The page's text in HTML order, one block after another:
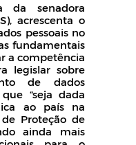
da senadora
acrescenta o
pessoais no
fundamentais
a competência
legislar sobre
de dados
“seja dada
ao país na
Proteção de
ainda mais